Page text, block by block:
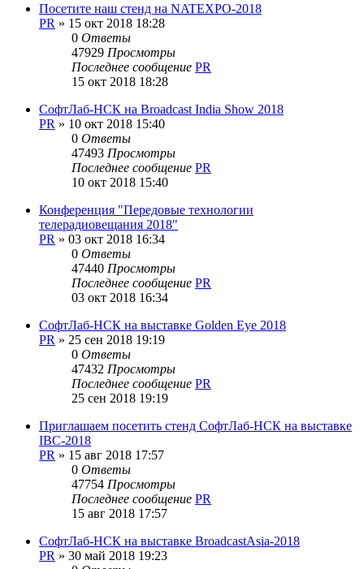
Посетите наш стенд на NATEXPO-2018
PR » 15 окт 2018 18:28
0 Ответы
47929 Просмотры
Последнее сообщение PR
15 окт 2018 18:28
СофтЛаб-НСК на Broadcast India Show 2018
PR » 10 окт 2018 15:40
0 Ответы
47493 Просмотры
Последнее сообщение PR
10 окт 2018 15:40
Конференция "Передовые технологии
телерадиовещания 2018"
PR » 03 окт 2018 16:34
0 Ответы
47440 Просмотры
Последнее сообщение PR
03 окт 2018 16:34
СофтЛаб-НСК на выставке Golden Eye 2018
PR » 25 сен 2018 19:19
0 Ответы
47432 Просмотры
Последнее сообщение PR
25 сен 2018 19:19
Приглашаем посетить стенд СофтЛаб-НСК на выставке
IBC-2018
PR » 15 авг 2018 17:57
0 Ответы
47754 Просмотры
Последнее сообщение PR
15 авг 2018 17:57
СофтЛаб-НСК на выставке BroadcastAsia-2018
PR » 30 май 2018 19:23